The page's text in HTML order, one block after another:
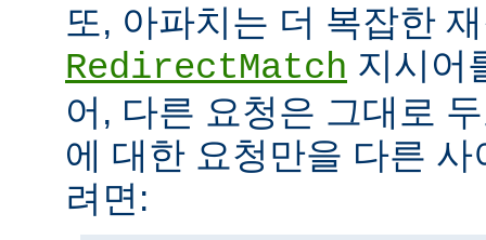
또, 아파치는 더 복잡한
RedirectMatch 지시어
어, 다른 요청은 그대로
에 대한 요청만을 다른
려면: